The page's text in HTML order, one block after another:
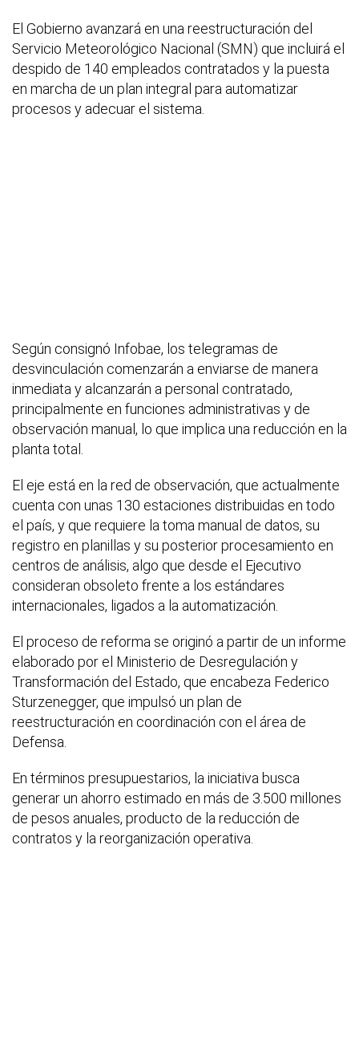
El Gobierno avanzará en una reestructuración del
Servicio Meteorológico Nacional (SMN) que incluirá el
despido de 140 empleados contratados y la puesta
en marcha de un plan integral para automatizar
procesos y adecuar el sistema.
Según consignó Infobae, los telegramas de
desvinculación comenzarán a enviarse de manera
inmediata y alcanzarán a personal contratado,
principalmente en funciones administrativas y de
observación manual, lo que implica una reducción en la
planta total.
El eje está en la red de observación, que actualmente
cuenta con unas 130 estaciones distribuidas en todo
el país, y que requiere la toma manual de datos, su
registro en planillas y su posterior procesamiento en
centros de análisis, algo que desde el Ejecutivo
consideran obsoleto frente a los estándares
internacionales, ligados a la automatización.
El proceso de reforma se originó a partir de un informe
elaborado por el Ministerio de Desregulación y
Transformación del Estado, que encabeza Federico
Sturzenegger, que impulsó un plan de
reestructuración en coordinación con el área de
Defensa.
En términos presupuestarios, la iniciativa busca
generar un ahorro estimado en más de 3.500 millones
de pesos anuales, producto de la reducción de
contratos y la reorganización operativa.